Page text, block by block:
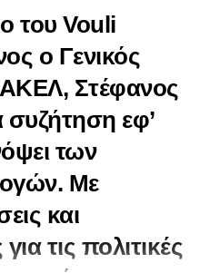
του Vouli
ο Γενικός
Στέφανος
συζήτηση εφ’
των
Με
και
τις πολιτικές